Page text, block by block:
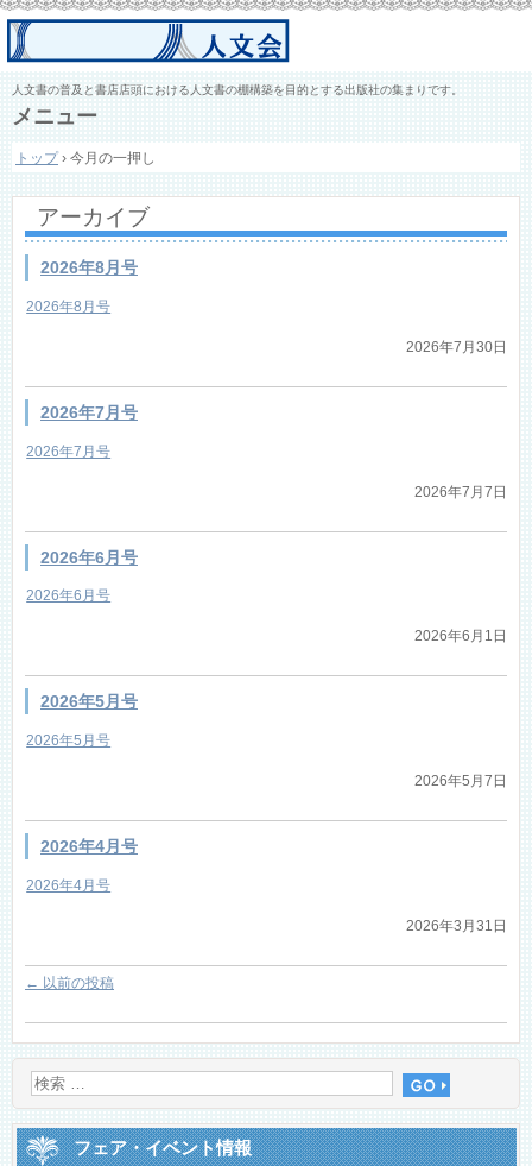
人文書の普及と書店店頭における人文書の棚構築を目的とする出版社の集まりです。
メニュー
ン
ン
へ
キ
トップ › 今月の一押し
アーカイブ
2026年8月号
2026年8月号
2026年7月30日
2026年7月号
2026年7月号
2026年7月7日
2026年6月号
2026年6月号
2026年6月1日
2026年5月号
2026年5月号
2026年5月7日
2026年4月号
2026年4月号
2026年3月31日
← 以前の投稿
フェア・イベント情報